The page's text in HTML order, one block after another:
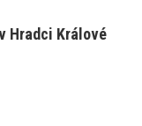
Hradci Králové